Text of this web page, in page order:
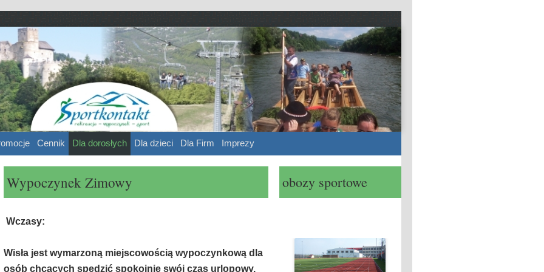
sport
Cennik Dla dorosłych Dla dzieci Dla Firm Imprezy
Wypoczynek Zimowy
Wczasy:
Wisła jest wymarzoną miejscowością wypoczynkową dla
osób chcących spędzić spokojnie swój czas urlopowy.
obozy sportowe